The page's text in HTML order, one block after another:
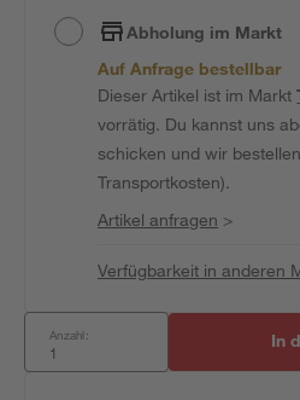
Abholung im Markt
Auf Anfrage bestellbar
Dieser Artikel ist im Markt
vorrätig. Du kannst uns
schicken und wir
Transportkosten).
Artikel anfragen >
Verfügbarkeit in anderen
Anzahl: In